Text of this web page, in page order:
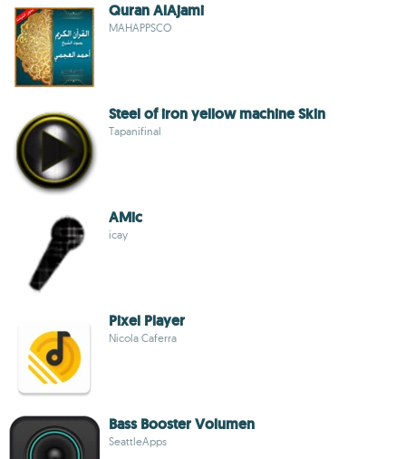
Quran AlAjami
MAHAPPSCO
Steel of iron yellow machine Skin
Tapanifinal
AMic
icay
Pixel Player
Nicola Caferra
Bass Booster Volumen
SeattleApps